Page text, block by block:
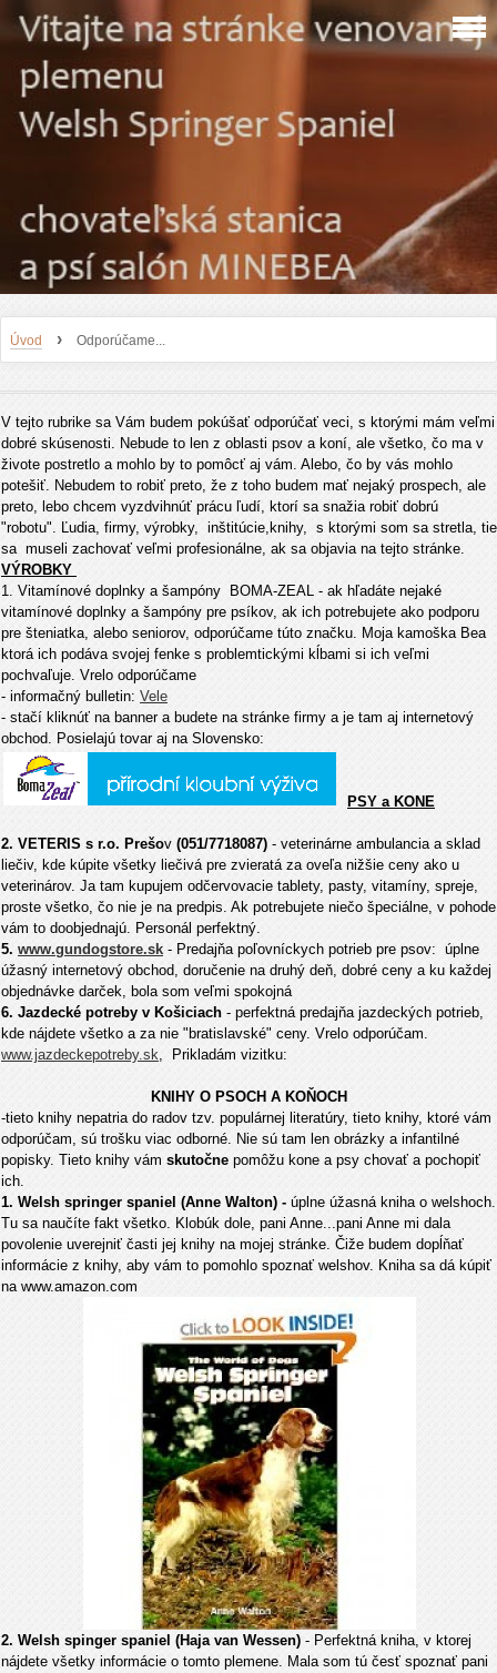
Úvod › Odporúčame...
V tejto rubrike sa Vám budem pokúšať odporúčať veci, s ktorými mám veľmi
dobré skúsenosti. Nebude to len z oblasti psov a koní, ale všetko, čo ma v
živote postretlo a mohlo by to pomôcť aj vám. Alebo, čo by vás mohlo
potešiť. Nebudem to robiť preto, že z toho budem mať nejaký prospech, ale
preto, lebo chcem vyzdvihnúť prácu ľudí, ktorí sa snažia robiť dobrú
"robotu". Ľudia, firmy, výrobky, inštitúcie,knihy, s ktorými som sa stretla, tie
sa museli zachovať veľmi profesionálne, ak sa objavia na tejto stránke.
VÝROBKY
1. Vitamínové doplnky a šampóny BOMA-ZEAL - ak hľadáte nejaké
vitamínové doplnky a šampóny pre psíkov, ak ich potrebujete ako podporu
pre šteniatka, alebo seniorov, odporúčame túto značku. Moja kamoška Bea
ktorá ich podáva svojej fenke s problemtickými kĺbami si ich veľmi
pochvaľuje. Vrelo odporúčame
- informačný bulletin: Vele
- stačí kliknúť na banner a budete na stránke firmy a je tam aj internetový
obchod. Posielajú tovar aj na Slovensko:
PSY a KONE
2. VETERIS s r.o. Prešov (051/7718087) - veterinárne ambulancia a sklad
liečiv, kde kúpite všetky liečivá pre zvieratá za oveľa nižšie ceny ako u
veterinárov. Ja tam kupujem odčervovacie tablety, pasty, vitamíny, spreje,
proste všetko, čo nie je na predpis. Ak potrebujete niečo špeciálne, v pohode
vám to doobjednajú. Personál perfektný.
5. www.gundogstore.sk - Predajňa poľovníckych potrieb pre psov: úplne
úžasný internetový obchod, doručenie na druhý deň, dobré ceny a ku každej
objednávke darček, bola som veľmi spokojná
6. Jazdecké potreby v Košiciach - perfektná predajňa jazdeckých potrieb,
kde nájdete všetko a za nie "bratislavské" ceny. Vrelo odporúčam.
www.jazdeckepotreby.sk, Prikladám vizitku:
KNIHY O PSOCH A KOŇOCH
-tieto knihy nepatria do radov tzv. populárnej literatúry, tieto knihy, ktoré vám
odporúčam, sú trošku viac odborné. Nie sú tam len obrázky a infantilné
popisky. Tieto knihy vám skutočne pomôžu kone a psy chovať a pochopiť
ich.
1. Welsh springer spaniel (Anne Walton) - úplne úžasná kniha o welshoch.
Tu sa naučíte fakt všetko. Klobúk dole, pani Anne...pani Anne mi dala
povolenie uverejniť časti jej knihy na mojej stránke. Čiže budem dopĺňať
informácie z knihy, aby vám to pomohlo spoznať welshov. Kniha sa dá kúpiť
na www.amazon.com
2. Welsh spinger spaniel (Haja van Wessen) - Perfektná kniha, v ktorej
nájdete všetky informácie o tomto plemene. Mala som tú česť spoznať pani